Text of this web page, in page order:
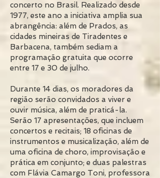
concerto no Brasil. Realizado desde
1977, este ano a iniciativa amplia sua
abrangência: além de Prados, as
cidades mineiras de Tiradentes e
Barbacena, também sediam a
programação gratuita que ocorre
entre 17 e 30 de julho.
Durante 14 dias, os moradores da
região serão convidados a viver e
ouvir música, além de praticá-la.
Serão 17 apresentações, que incluem
concertos e recitais; 18 oficinas de
instrumentos e musicalização, além de
uma oficina de choro, improvisação e
prática em conjunto; e duas palestras
com Flávia Camargo Toni, professora